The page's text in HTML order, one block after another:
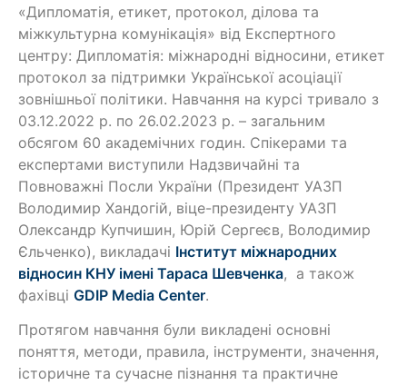
«Дипломатія, етикет, протокол, ділова та
міжкультурна комунікація» від Експертного
центру: Дипломатія: міжнародні відносини, етикет
протокол за підтримки Української асоціації
зовнішньої політики. Навчання на курсі тривало з
03.12.2022 р. по 26.02.2023 р. – загальним
обсягом 60 академічних годин. Спікерами та
експертами виступили Надзвичайні та
Повноважні Посли України (Президент УАЗП
Володимир Хандогій, віце-президенту УАЗП
Олександр Купчишин, Юрій Сергеєв, Володимир
Єльченко), викладачі Інститут міжнародних
відносин КНУ імені Тараса Шевченка, а також
фахівці GDIP Media Center.
Протягом навчання були викладені основні
поняття, методи, правила, інструменти, значення,
історичне та сучасне пізнання та практичне